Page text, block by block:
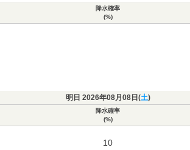
降水確率
(%)
明日 2026年08月08日(土)
降水確率
(%)
10